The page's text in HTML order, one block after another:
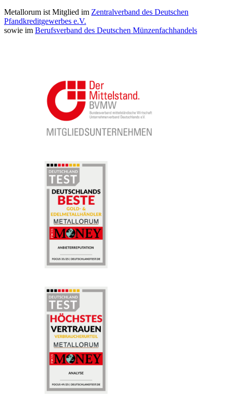
Metallorum ist Mitglied im Zentralverband des Deutschen
Pfandkreditgewerbes e.V.
sowie im Berufsverband des Deutschen Münzenfachhandels